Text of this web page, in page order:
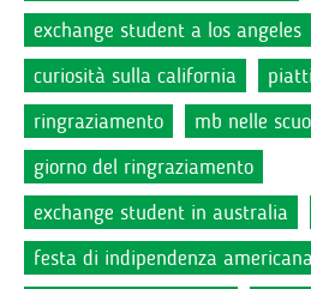
exchange student a los angeles
curiosità sulla california
ringraziamento
mb nelle
giorno del ringraziamento
exchange student in australia
festa di indipendenza americana